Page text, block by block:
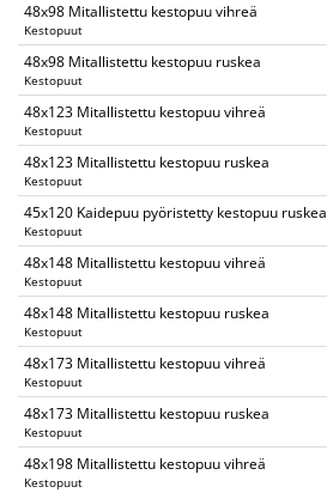
48x98 Mitallistettu kestopuu vihreä
Kestopuut
48x98 Mitallistettu kestopuu ruskea
Kestopuut
48x123 Mitallistettu kestopuu vihreä
Kestopuut
48x123 Mitallistettu kestopuu ruskea
Kestopuut
45x120 Kaidepuu pyöristetty kestopuu ruskea
Kestopuut
48x148 Mitallistettu kestopuu vihreä
Kestopuut
48x148 Mitallistettu kestopuu ruskea
Kestopuut
48x173 Mitallistettu kestopuu vihreä
Kestopuut
48x173 Mitallistettu kestopuu ruskea
Kestopuut
48x198 Mitallistettu kestopuu vihreä
Kestopuut